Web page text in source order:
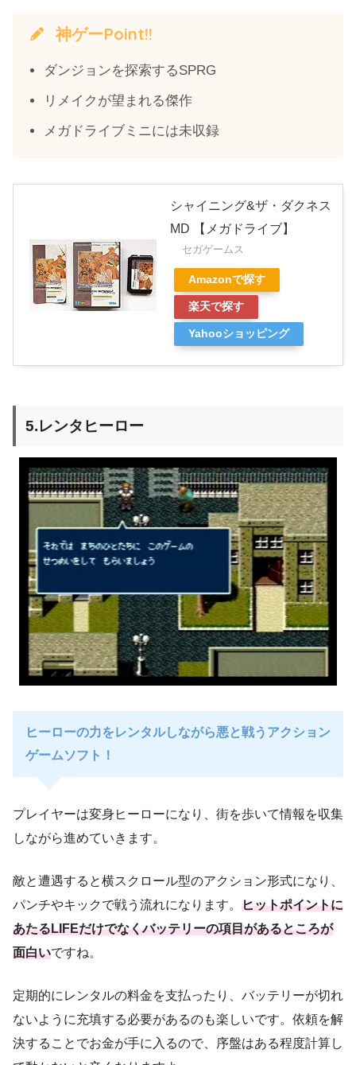
神ゲーPoint!!
ダンジョンを探索するSPRG
リメイクが望まれる傑作
メガドライブミニには未収録
シャイニング&ザ・ダクネス
MD 【メガドライブ】
セガゲームス
Amazonで探す
楽天で探す
Yahooショッピング
5.レンタヒーロー
ヒーローの力をレンタルしながら悪と戦うアクション
ゲームソフト！
プレイヤーは変身ヒーローになり、街を歩いて情報を収集
しながら進めていきます。
敵と遭遇すると横スクロール型のアクション形式になり、
パンチやキックで戦う流れになります。 ヒットポイントに
あたるLIFEだけでなくバッテリーの項目があるところが
面白いですね。
定期的にレンタルの料金を支払ったり、バッテリーが切れ
ないように充填する必要があるのも楽しいです。依頼を解
決することでお金が手に入るので、序盤はある程度計算し